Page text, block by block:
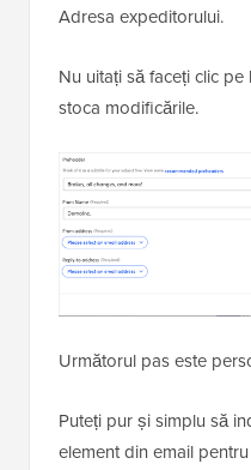
Adresa expeditorului.
Nu uitați să faceți clic
stoca modificările.
Următorul pas este
Puteți pur și simplu să
element din email